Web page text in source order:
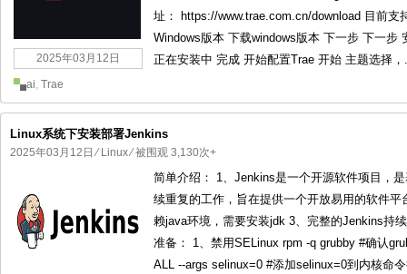
2025年03月12日
址： https://www.trae.com.cn/download 目前支
Windows版本 下载windows版本 下一步 下一步
正在安装中 完成 开始配置Trae 开始 主题选择
ai, Trae
Linux系统下安装部署Jenkins
2025年03月12日 ⁄ Linux⁄ 被围观 3,130次+
简单介绍： 1、Jenkins是一个开源软件项目，
续重复的工作，旨在提供一个开放易用的软件
赖java环境，需要安装jdk 3、完整的Jenkins持
准备： 1、禁用SELinux rpm -q grubby #确认
ALL --args selinux=0 #添加selinux=0到内核​​命